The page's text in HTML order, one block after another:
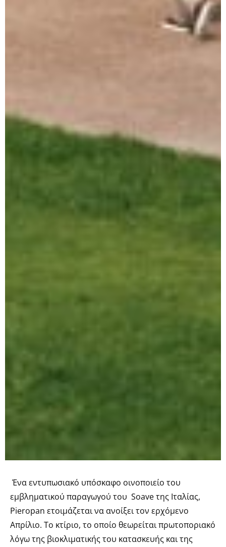
Ένα εντυπωσιακό υπόσκαφο οινοποιείο του
εμβληματικού παραγωγού του Soave της Ιταλίας,
Pieropan ετοιμάζεται να ανοίξει τον ερχόμενο
Απρίλιο. Το κτίριο, το οποίο θεωρείται πρωτοποριακό
λόγω της βιοκλιματικής του κατασκευής και της